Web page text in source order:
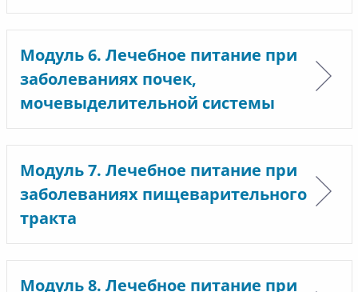
Модуль 6. Лечебное питание при
заболеваниях почек,
мочевыделительной системы
Модуль 7. Лечебное питание при
заболеваниях пищеварительного
тракта
Модуль 8. Лечебное питание при